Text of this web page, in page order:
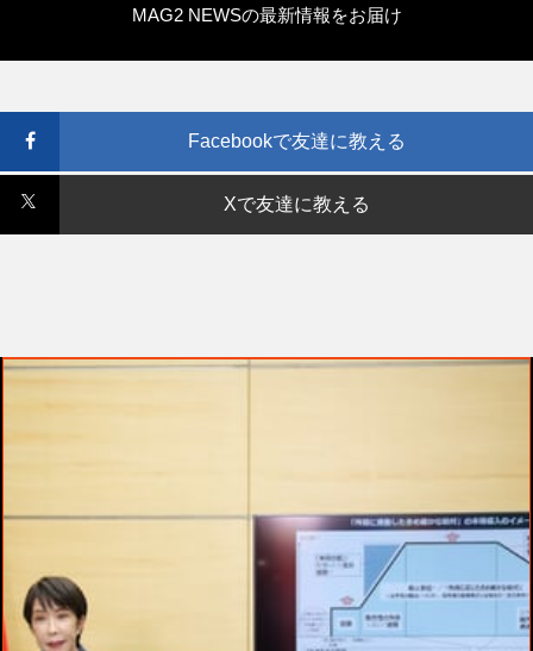
MAG2 NEWSの最新情報をお届け
Facebookで友達に教える
Xで友達に教える